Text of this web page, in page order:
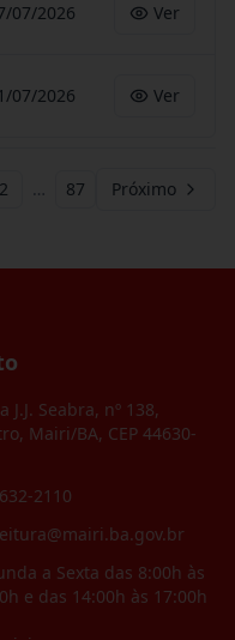
07/2026 Ver
07/2026 Ver
2 … 87 Próximo
J.J. Seabra, nº 138,
Mairi/BA, CEP 44630-
2110
a Sexta das 8:00h às
e das 14:00h às 17:00h